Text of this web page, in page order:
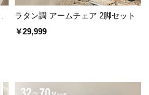
ラタン調 アームチェア 2脚セット
￥29,999